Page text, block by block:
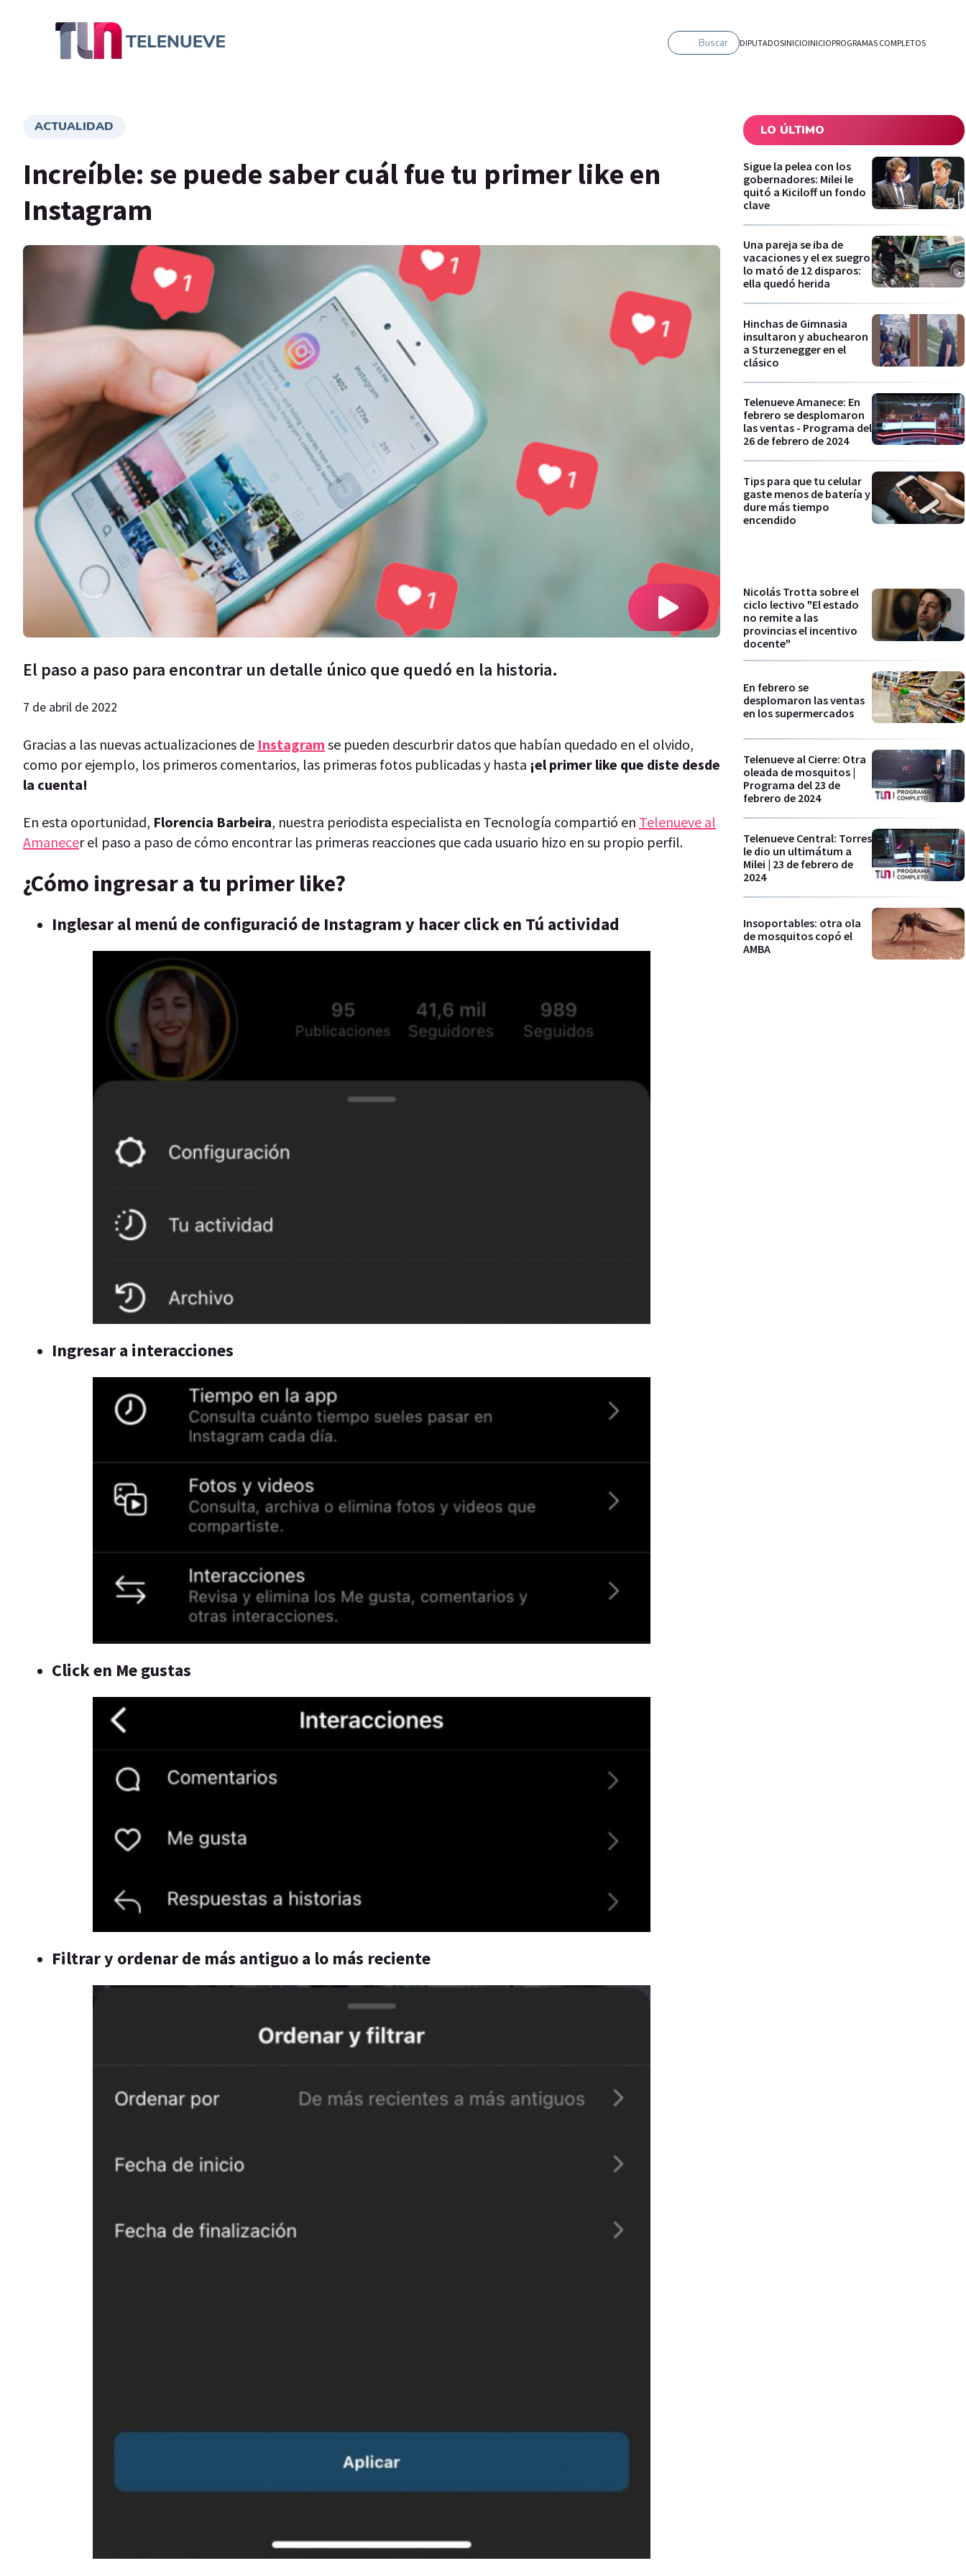
Buscar DIPUTADOSINICIOINICIOPROGRAMAS COMPLETOS
ACTUALIDAD
Increíble: se puede saber cuál fue tu primer like en
Instagram
El paso a paso para encontrar un detalle único que quedó en la historia.
7 de abril de 2022
Gracias a las nuevas actualizaciones de Instagram se pueden descurbrir datos que habían quedado en el olvido,
como por ejemplo, los primeros comentarios, las primeras fotos publicadas y hasta ¡el primer like que diste desde
la cuenta!
En esta oportunidad, Florencia Barbeira, nuestra periodista especialista en Tecnología compartió en Telenueve al
Amanecer el paso a paso de cómo encontrar las primeras reacciones que cada usuario hizo en su propio perfil.
¿Cómo ingresar a tu primer like?
Inglesar al menú de configuració de Instagram y hacer click en Tú actividad
Ingresar a interacciones
Click en Me gustas
Filtrar y ordenar de más antiguo a lo más reciente
LO ÚLTIMO
Sigue la pelea con los
gobernadores: Milei le
quitó a Kiciloff un fondo
clave
Una pareja se iba de
vacaciones y el ex suegro
lo mató de 12 disparos:
ella quedó herida
Hinchas de Gimnasia
insultaron y abuchearon
a Sturzenegger en el
clásico
Telenueve Amanece: En
febrero se desplomaron
las ventas - Programa del
26 de febrero de 2024
Tips para que tu celular
gaste menos de batería y
dure más tiempo
encendido
Nicolás Trotta sobre el
ciclo lectivo "El estado
no remite a las
provincias el incentivo
docente"
En febrero se
desplomaron las ventas
en los supermercados
Telenueve al Cierre: Otra
oleada de mosquitos |
Programa del 23 de
febrero de 2024
Telenueve Central: Torres
le dio un ultimátum a
Milei | 23 de febrero de
2024
Insoportables: otra ola
de mosquitos copó el
AMBA